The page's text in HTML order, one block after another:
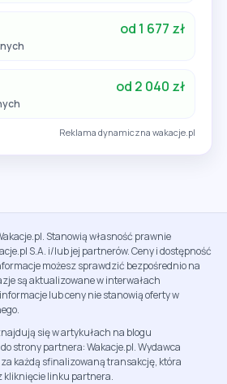
od 1 677 zł
od 2 040 zł
Reklama dynamiczna wakacje.pl
Stanowią własność prawnie
S.A. i/lub jej partnerów. Ceny i dostępność
możesz sprawdzić bezpośrednio na
są aktualizowane w interwałach
lub ceny nie stanowią oferty w
się w artykułach na blogu
strony partnera: Wakacje.pl. Wydawca
każdą sfinalizowaną transakcję, która
kliknięcie linku partnera.